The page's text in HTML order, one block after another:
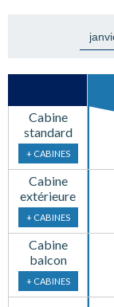
Cabine
standard
+ CABINES
Cabine
extérieure
+ CABINES
Cabine
balcon
+ CABINES